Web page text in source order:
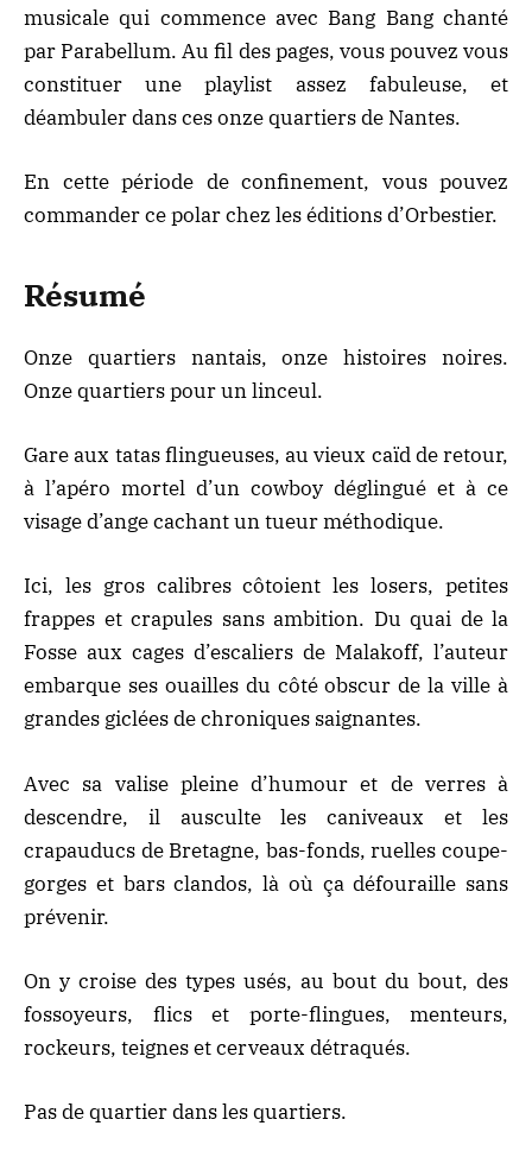
musicale qui commence avec Bang Bang chanté
par Parabellum. Au fil des pages, vous pouvez vous
constituer une playlist assez fabuleuse, et
déambuler dans ces onze quartiers de Nantes.
En cette période de confinement, vous pouvez
commander ce polar chez les éditions d’Orbestier.
Résumé
Onze quartiers nantais, onze histoires noires.
Onze quartiers pour un linceul.
Gare aux tatas flingueuses, au vieux caïd de retour,
à l’apéro mortel d’un cowboy déglingué et à ce
visage d’ange cachant un tueur méthodique.
Ici, les gros calibres côtoient les losers, petites
frappes et crapules sans ambition. Du quai de la
Fosse aux cages d’escaliers de Malakoff, l’auteur
embarque ses ouailles du côté obscur de la ville à
grandes giclées de chroniques saignantes.
Avec sa valise pleine d’humour et de verres à
descendre, il ausculte les caniveaux et les
crapauducs de Bretagne, bas-fonds, ruelles coupe-
gorges et bars clandos, là où ça défouraille sans
prévenir.
On y croise des types usés, au bout du bout, des
fossoyeurs, flics et porte-flingues, menteurs,
rockeurs, teignes et cerveaux détraqués.
Pas de quartier dans les quartiers.